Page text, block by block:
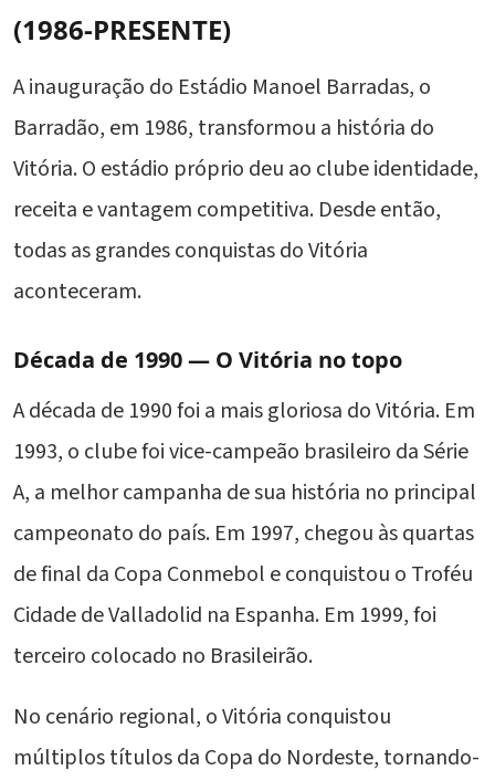
(1986-PRESENTE)
A inauguração do Estádio Manoel Barradas, o
Barradão, em 1986, transformou a história do
Vitória. O estádio próprio deu ao clube identidade,
receita e vantagem competitiva. Desde então,
todas as grandes conquistas do Vitória
aconteceram.
Década de 1990 — O Vitória no topo
A década de 1990 foi a mais gloriosa do Vitória. Em
1993, o clube foi vice-campeão brasileiro da Série
A, a melhor campanha de sua história no principal
campeonato do país. Em 1997, chegou às quartas
de final da Copa Conmebol e conquistou o Troféu
Cidade de Valladolid na Espanha. Em 1999, foi
terceiro colocado no Brasileirão.
No cenário regional, o Vitória conquistou
múltiplos títulos da Copa do Nordeste, tornando-